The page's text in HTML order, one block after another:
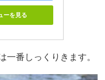
ーを見る
一番しっくりきます。